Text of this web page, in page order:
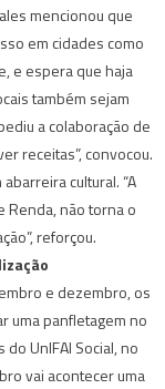
mencionou que
em cidades como
e espera que haja
também sejam
a colaboração de
receitas”, convocou.
cultural. “A
Renda, não torna o
reforçou.
e dezembro, os
uma panfletagem no
UnIFAI Social, no
vai acontecer uma